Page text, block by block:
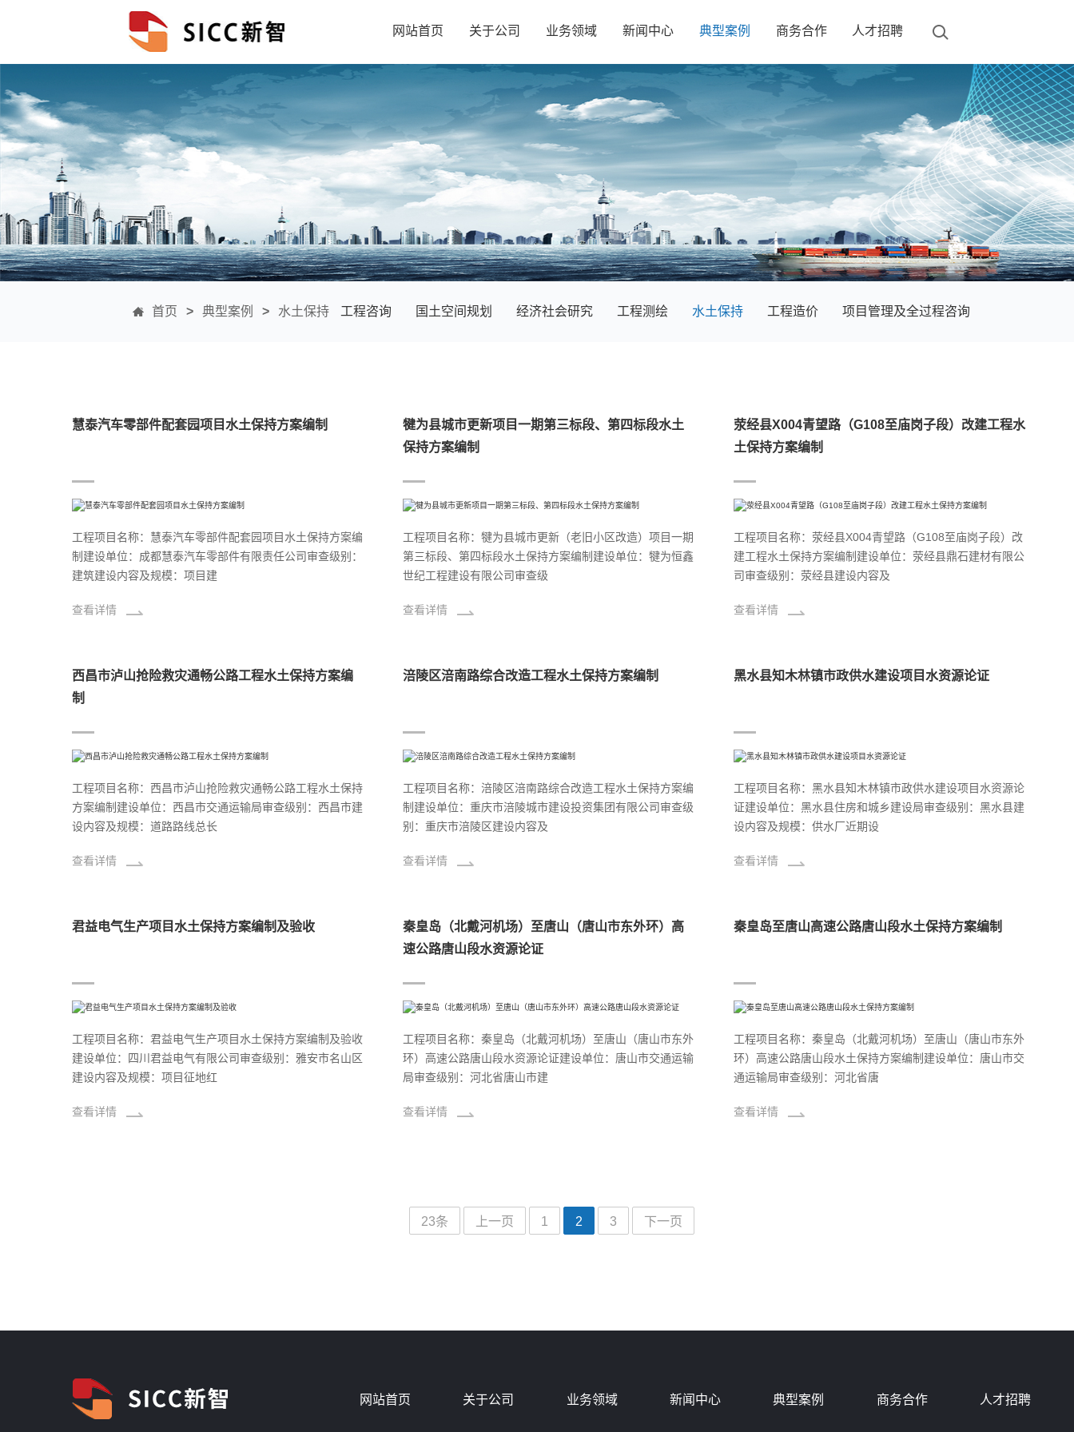
网站首页 关于公司 业务领域 新闻中心 典型案例 商务合作 人才招聘
首页 > 典型案例 > 水土保持 工程咨询 国土空间规划 经济社会研究 工程测绘 水土保持 工程造价 项目管理及全过程咨询
慧泰汽车零部件配套园项目水土保持方案编制
工程项目名称：慧泰汽车零部件配套园项目水土保持方案编
制建设单位：成都慧泰汽车零部件有限责任公司审查级别：
建筑建设内容及规模：项目建
查看详情
犍为县城市更新项目一期第三标段、第四标段水土
保持方案编制
工程项目名称：犍为县城市更新（老旧小区改造）项目一期
第三标段、第四标段水土保持方案编制建设单位：犍为恒鑫
世纪工程建设有限公司审查级
查看详情
荥经县X004青望路（G108至庙岗子段）改建工程水
土保持方案编制
工程项目名称：荥经县X004青望路（G108至庙岗子段）改
建工程水土保持方案编制建设单位：荥经县鼎石建材有限公
司审查级别：荥经县建设内容及
查看详情
西昌市泸山抢险救灾通畅公路工程水土保持方案编
制
工程项目名称：西昌市泸山抢险救灾通畅公路工程水土保持
方案编制建设单位：西昌市交通运输局审查级别：西昌市建
设内容及规模：道路路线总长
查看详情
涪陵区涪南路综合改造工程水土保持方案编制
工程项目名称：涪陵区涪南路综合改造工程水土保持方案编
制建设单位：重庆市涪陵城市建设投资集团有限公司审查级
别：重庆市涪陵区建设内容及
查看详情
黑水县知木林镇市政供水建设项目水资源论证
工程项目名称：黑水县知木林镇市政供水建设项目水资源论
证建设单位：黑水县住房和城乡建设局审查级别：黑水县建
设内容及规模：供水厂近期设
查看详情
君益电气生产项目水土保持方案编制及验收
工程项目名称：君益电气生产项目水土保持方案编制及验收
建设单位：四川君益电气有限公司审查级别：雅安市名山区
建设内容及规模：项目征地红
查看详情
秦皇岛（北戴河机场）至唐山（唐山市东外环）高
速公路唐山段水资源论证
工程项目名称：秦皇岛（北戴河机场）至唐山（唐山市东外
环）高速公路唐山段水资源论证建设单位：唐山市交通运输
局审查级别：河北省唐山市建
查看详情
秦皇岛至唐山高速公路唐山段水土保持方案编制
工程项目名称：秦皇岛（北戴河机场）至唐山（唐山市东外
环）高速公路唐山段水土保持方案编制建设单位：唐山市交
通运输局审查级别：河北省唐
查看详情
23条 上一页 1 2 3 下一页
网站首页 关于公司 业务领域 新闻中心 典型案例 商务合作 人才招聘